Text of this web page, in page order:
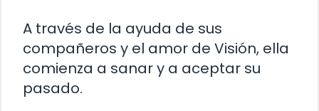
A través de la ayuda de sus
compañeros y el amor de Visión, ella
comienza a sanar y a aceptar su
pasado.